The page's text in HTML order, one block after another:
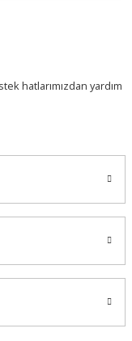
hatlarımızdan yardım